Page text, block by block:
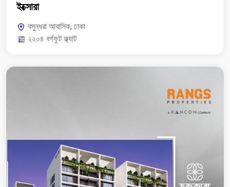
ইক্সোরা
বসুন্ধরা আবাসিক, ঢাকা
২২০৪ বর্গফুট ফ্ল্যাট